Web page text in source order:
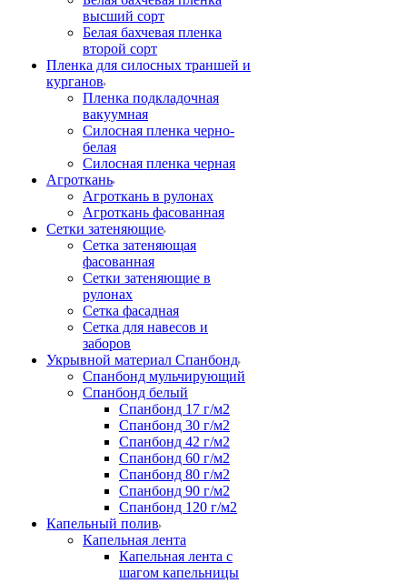
высший сорт
Белая бахчевая пленка
второй сорт
Пленка для силосных траншей и
курганов
Пленка подкладочная
вакуумная
Силосная пленка черно-
белая
Силосная пленка черная
Агроткань
Агроткань в рулонах
Агроткань фасованная
Сетки затеняющие
Сетка затеняющая
фасованная
Сетки затеняющие в
рулонах
Сетка фасадная
Сетка для навесов и
заборов
Укрывной материал Спанбонд
Спанбонд мульчирующий
Спанбонд белый
Спанбонд 17 г/м2
Спанбонд 30 г/м2
Спанбонд 42 г/м2
Спанбонд 60 г/м2
Спанбонд 80 г/м2
Спанбонд 90 г/м2
Спанбонд 120 г/м2
Капельный полив
Капельная лента
Капельная лента с
шагом капельницы